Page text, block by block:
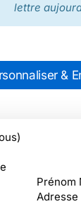
lettre
&
Prénom
Adresse